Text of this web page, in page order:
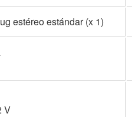
estéreo estándar (x 1)
V